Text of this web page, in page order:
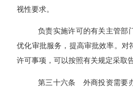
视性要求。
负责实施许可的有关主管部
优化审批服务，提高审批效率。对
许可事项，可以按照有关规定采取
第三十六条 外商投资需要